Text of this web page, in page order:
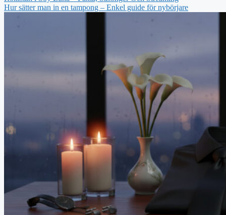
Hur sätter man in en tampong – Enkel guide för nybörjare